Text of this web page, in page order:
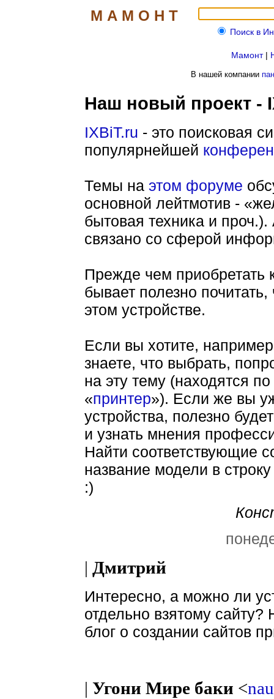
М А М О Н Т
Поиск в
Мамонт|
В нашей компании
Наш новый проект -
IXBiT.ru - это поисковая
популярнейшей
Темы на этом форуме
основной лейтмотив -
бытовая техника и
связано со сферой
Прежде чем приобретать
бывает полезно
этом устройстве.
Если вы хотите,
знаете, что выбрать,
на эту тему (находятся
«принтер»). Если же вы
устройства, полезно
и узнать мнения
Найти соответствующие
название модели в
:)
| Дмитрий
Интересно, а можно ли
отдельно взятому
блог о создании сайтов
| Угони Мире баки <